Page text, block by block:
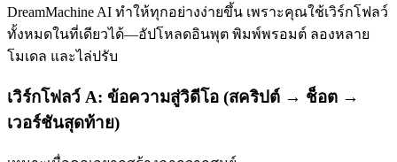
DreamMachine AI ทำให้ทุกอย่างง่ายขึ้น เพราะคุณใช้เวิร์กโฟลว์
ทั้งหมดในที่เดียวได้—อัปโหลดอินพุต พิมพ์พรอมต์ ลองหลาย
โมเดล และไล่ปรับ
เวิร์กโฟลว์ A: ข้อความสู่วิดีโอ (สคริปต์ → ช็อต →
เวอร์ชันสุดท้าย)